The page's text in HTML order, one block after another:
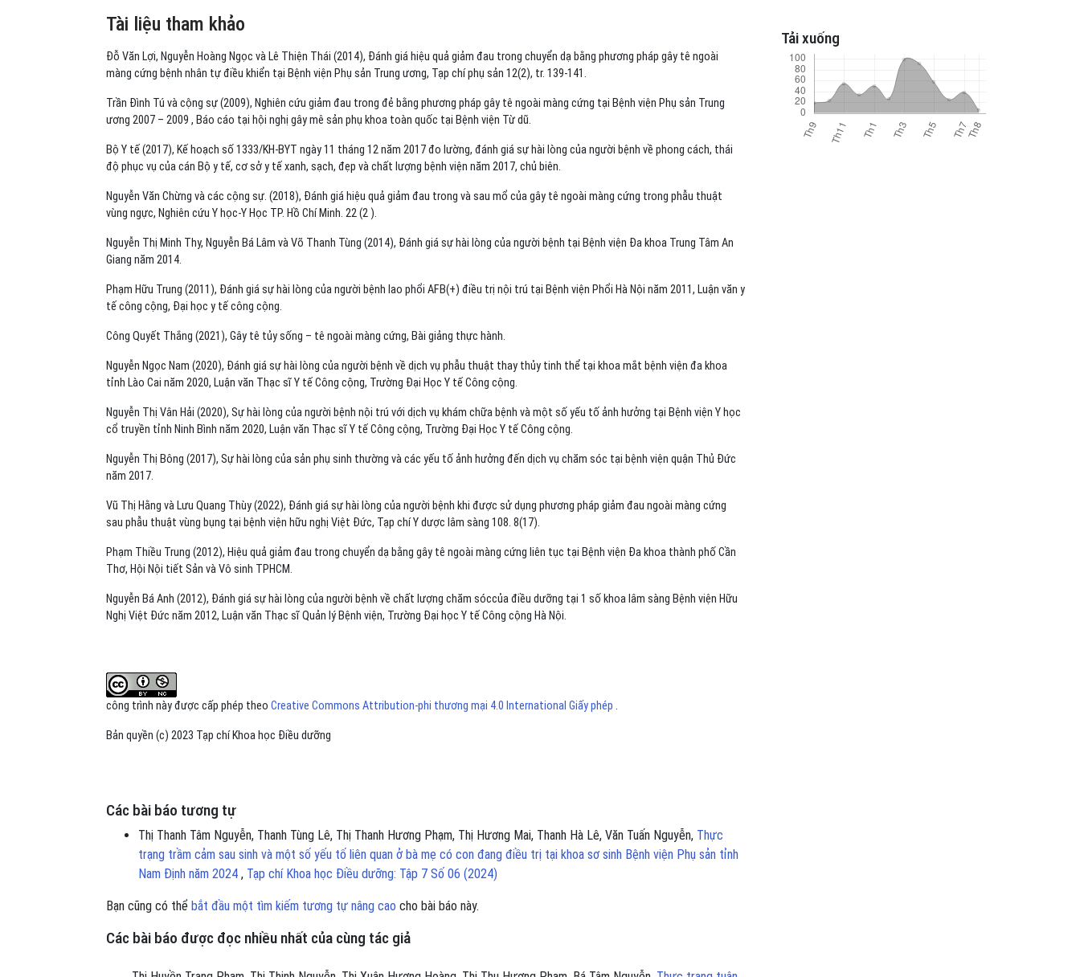
Tải xuống
Tài liệu tham khảo
Đỗ Văn Lợi, Nguyễn Hoàng Ngọc và Lê Thiện Thái (2014), Đánh giá hiệu quả giảm đau trong chuyển dạ bằng phương pháp gây tê ngoài
màng cứng bệnh nhân tự điều khiển tại Bệnh viện Phụ sản Trung ương, Tạp chí phụ sản 12(2), tr. 139-141.
Trần Đình Tú và cộng sự (2009), Nghiên cứu giảm đau trong đẻ bằng phương pháp gây tê ngoài màng cứng tại Bệnh viện Phụ sản Trung
ương 2007 – 2009 , Báo cáo tại hội nghị gây mê sản phụ khoa toàn quốc tại Bệnh viện Từ dũ.
Bộ Y tế (2017), Kế hoạch số 1333/KH-BYT ngày 11 tháng 12 năm 2017 đo lường, đánh giá sự hài lòng của người bệnh về phong cách, thái
độ phục vụ của cán Bộ y tế, cơ sở y tế xanh, sạch, đẹp và chất lượng bệnh viện năm 2017, chủ biên.
Nguyễn Văn Chừng và các cộng sự. (2018), Đánh giá hiệu quả giảm đau trong và sau mổ của gây tê ngoài màng cứng trong phẫu thuật
vùng ngực, Nghiên cứu Y học-Y Học TP. Hồ Chí Minh. 22 (2 ).
Nguyễn Thị Minh Thy, Nguyễn Bá Lâm và Võ Thanh Tùng (2014), Đánh giá sự hài lòng của người bệnh tại Bệnh viện Đa khoa Trung Tâm An
Giang năm 2014.
Phạm Hữu Trung (2011), Đánh giá sự hài lòng của người bệnh lao phổi AFB(+) điều trị nội trú tại Bệnh viện Phổi Hà Nội năm 2011, Luận văn y
tế công cộng, Đại học y tế công cộng.
Công Quyết Thắng (2021), Gây tê tủy sống – tê ngoài màng cứng, Bài giảng thực hành.
Nguyễn Ngọc Nam (2020), Đánh giá sự hài lòng của người bệnh về dịch vụ phẫu thuật thay thủy tinh thể tại khoa mắt bệnh viện đa khoa
tỉnh Lào Cai năm 2020, Luận văn Thạc sĩ Y tế Công cộng, Trường Đại Học Y tế Công cộng.
Nguyễn Thị Vân Hải (2020), Sự hài lòng của người bệnh nội trú với dịch vụ khám chữa bệnh và một số yếu tố ảnh hưởng tại Bệnh viện Y học
cổ truyền tỉnh Ninh Bình năm 2020, Luận văn Thạc sĩ Y tế Công cộng, Trường Đại Học Y tế Công cộng.
Nguyễn Thị Bông (2017), Sự hài lòng của sản phụ sinh thường và các yếu tố ảnh hưởng đến dịch vụ chăm sóc tại bệnh viện quận Thủ Đức
năm 2017.
Vũ Thị Hằng và Lưu Quang Thùy (2022), Đánh giá sự hài lòng của người bệnh khi được sử dụng phương pháp giảm đau ngoài màng cứng
sau phẫu thuật vùng bụng tại bệnh viện hữu nghị Việt Đức, Tạp chí Y dược lâm sàng 108. 8(17).
Phạm Thiều Trung (2012), Hiệu quả giảm đau trong chuyển dạ bằng gây tê ngoài màng cứng liên tục tại Bệnh viện Đa khoa thành phố Cần
Thơ, Hội Nội tiết Sản và Vô sinh TPHCM.
Nguyễn Bá Anh (2012), Đánh giá sự hài lòng của người bệnh về chất lượng chăm sóccủa điều dưỡng tại 1 số khoa lâm sàng Bệnh viện Hữu
Nghị Việt Đức năm 2012, Luận văn Thạc sĩ Quản lý Bệnh viện, Trường Đại học Y tế Công cộng Hà Nội.
công trình này được cấp phép theo Creative Commons Attribution-phi thương mại 4.0 International Giấy phép .
Bản quyền (c) 2023 Tạp chí Khoa học Điều dưỡng
Các bài báo tương tự
Thị Thanh Tâm Nguyễn, Thanh Tùng Lê, Thị Thanh Hương Phạm, Thị Hương Mai, Thanh Hà Lê, Văn Tuấn Nguyễn, Thực
trạng trầm cảm sau sinh và một số yếu tố liên quan ở bà mẹ có con đang điều trị tại khoa sơ sinh Bệnh viện Phụ sản tỉnh
Nam Định năm 2024 , Tạp chí Khoa học Điều dưỡng: Tập 7 Số 06 (2024)
Bạn cũng có thể bắt đầu một tìm kiếm tương tự nâng cao cho bài báo này.
Các bài báo được đọc nhiều nhất của cùng tác giả